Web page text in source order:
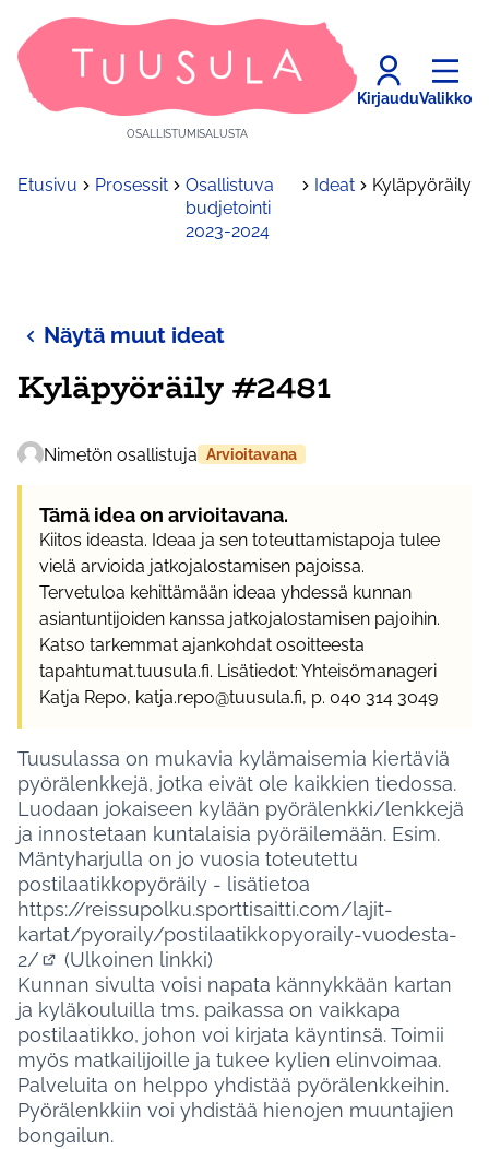
OSALLISTUMISALUSTA
KirjauduValikko
Etusivu Prosessit
Osallistuva
budjetointi
2023-2024
Ideat Kyläpyöräily
Näytä muut ideat
Kyläpyöräily #2481
Nimetön osallistuja Arvioitavana
Tämä idea on arvioitavana.
Kiitos ideasta. Ideaa ja sen toteuttamistapoja tulee
vielä arvioida jatkojalostamisen pajoissa.
Tervetuloa kehittämään ideaa yhdessä kunnan
asiantuntijoiden kanssa jatkojalostamisen pajoihin.
Katso tarkemmat ajankohdat osoitteesta
tapahtumat.tuusula.fi. Lisätiedot: Yhteisömanageri
Katja Repo, katja.repo@tuusula.fi, p. 040 314 3049
Tuusulassa on mukavia kylämaisemia kiertäviä
pyörälenkkejä, jotka eivät ole kaikkien tiedossa.
Luodaan jokaiseen kylään pyörälenkki/lenkkejä
ja innostetaan kuntalaisia pyöräilemään. Esim.
Mäntyharjulla on jo vuosia toteutettu
postilaatikkopyöräily - lisätietoa
https://reissupolku.sporttisaitti.com/lajit-
kartat/pyoraily/postilaatikkopyoraily-vuodesta-
2/
(Ulkoinen linkki)
(Ulkoinen linkki)
Kunnan sivulta voisi napata kännykkään kartan
ja kyläkouluilla tms. paikassa on vaikkapa
postilaatikko, johon voi kirjata käyntinsä. Toimii
myös matkailijoille ja tukee kylien elinvoimaa.
Palveluita on helppo yhdistää pyörälenkkeihin.
Pyörälenkkiin voi yhdistää hienojen muuntajien
bongailun.